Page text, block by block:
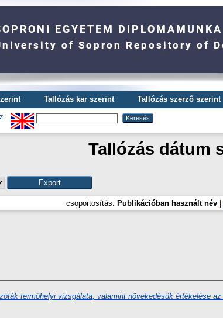
Tallózás kar szerint Tallózás szerző szerint
Tallózás dátum
csoportosítás: Publikációban használt név
termőhelyi vizsgálata, valamint növekedésük értékelése